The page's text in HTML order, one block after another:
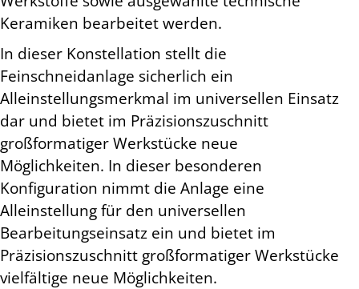
Keramiken bearbeitet werden.
In dieser Konstellation stellt die
Feinschneidanlage sicherlich ein
Alleinstellungsmerkmal im universellen Einsatz
dar und bietet im Präzisionszuschnitt
großformatiger Werkstücke neue
Möglichkeiten. In dieser besonderen
Konfiguration nimmt die Anlage eine
Alleinstellung für den universellen
Bearbeitungseinsatz ein und bietet im
Präzisionszuschnitt großformatiger Werkstücke
vielfältige neue Möglichkeiten.